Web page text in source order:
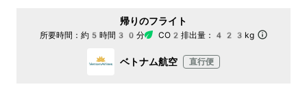
帰りのフライト
所要時間： 約5時間30分 CO2排出量： 423kg
ベトナム航空 直行便